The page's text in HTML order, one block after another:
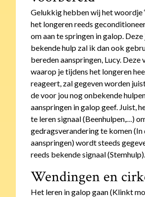
Gelukkig hebben wij het woordje
het longeren reeds
om aan te springen in galop.
bekende hulp zal ik dan ook
bereden aanspringen, Lucy. Deze
waarop je tijdens het longeren
reageert, zal gegeven worden
de voor jou nog onbekende
aanspringen in galop geef. Juist,
te leren signaal (Beenhulpen,…)
gedragsverandering te komen (In
aanspringen) wordt steeds
reeds bekende signaal (Stemhulp).
Wendingen en
Het leren in galop gaan (Klinkt